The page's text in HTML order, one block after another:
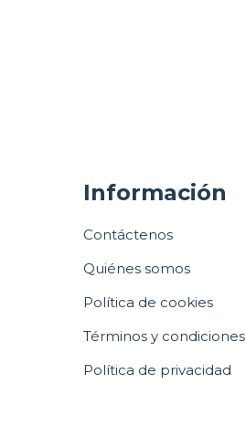
Información
Contáctenos
Quiénes somos
Política de cookies
Términos y condiciones
Política de privacidad